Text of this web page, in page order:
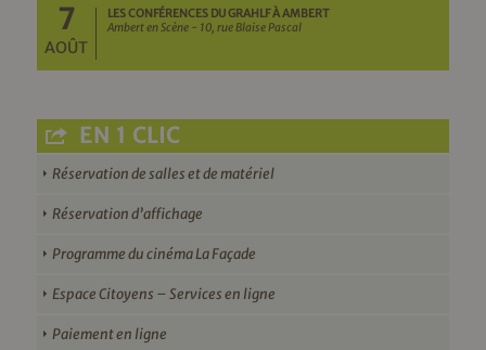
7
AOÛT
LES CONFÉRENCES DU GRAHLF À AMBERT
Ambert en Scène - 10, rue Blaise Pascal
EN 1 CLIC
Réservation de salles et de matériel
Réservation d’affichage
Programme du cinéma La Façade
Espace Citoyens – Services en ligne
Paiement en ligne